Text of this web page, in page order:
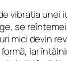
vibrația unei
se
mici devin
iar